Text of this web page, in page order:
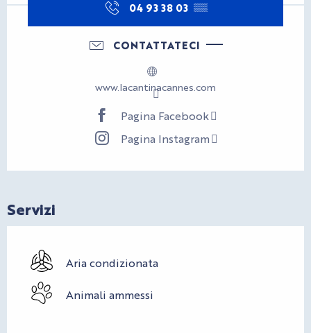
04 93 38 03 ▒▒
CONTATTATECI
www.lacantinacannes.com
Pagina Facebook
Pagina Instagram
Servizi
Aria condizionata
Animali ammessi